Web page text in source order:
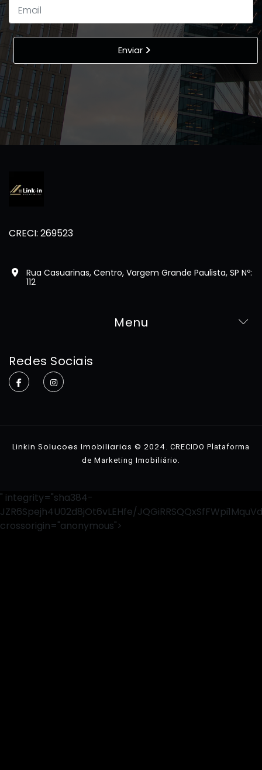
Enviar
CRECI: 269523
Rua Casuarinas, Centro, Vargem Grande Paulista, SP Nº:
112
Menu
Redes Sociais
Linkin Solucoes Imobiliarias © 2024. CRECIDO Plataforma
de Marketing Imobiliário .
" integrity="sha384-
JZR6Spejh4U02d8jOt6vLEHfe/
crossorigin="anonymous">